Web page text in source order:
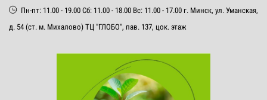
Пн-пт: 11.00 - 19.00 Сб: 11.00 - 18.00 Вс: 11.00 - 17.00 г. Минск, ул. Уманская,
д. 54 (ст. м. Михалово) ТЦ "ГЛОБО", пав. 137, цок. этаж